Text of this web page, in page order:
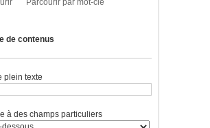
Parcourir par mot-clé
de contenus
plein texte
à des champs particuliers